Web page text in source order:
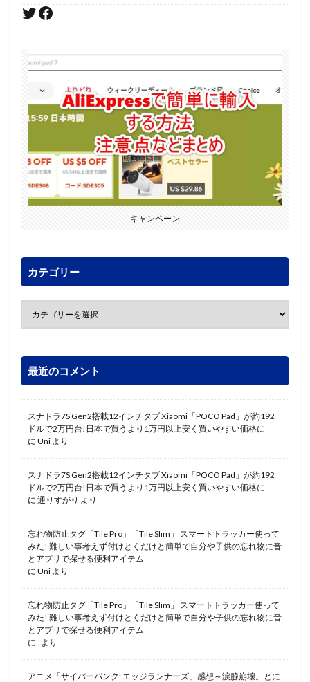
キャンペーン
カテゴリー
最近のコメント
スナドラ7S Gen2搭載12インチタブ Xiaomi「POCO Pad」が約192
ドルで2万円台!日本で買うより1万円以上安く買いやすい価格に
に Uni より
スナドラ7S Gen2搭載12インチタブ Xiaomi「POCO Pad」が約192
ドルで2万円台!日本で買うより1万円以上安く買いやすい価格に
に 通りすがり より
忘れ物防止タグ「Tile Pro」「Tile Slim」 スマートトラッカー使って
みた! 難しい事考えず付けとくだけと簡単で自分や子供の忘れ物に音
とアプリで探せる便利アイテム
に Uni より
忘れ物防止タグ「Tile Pro」「Tile Slim」 スマートトラッカー使って
みた! 難しい事考えず付けとくだけと簡単で自分や子供の忘れ物に音
とアプリで探せる便利アイテム
に
より
アニメ「サイバーパンク: エッジランナーズ」感想～涙腺崩壊。とに